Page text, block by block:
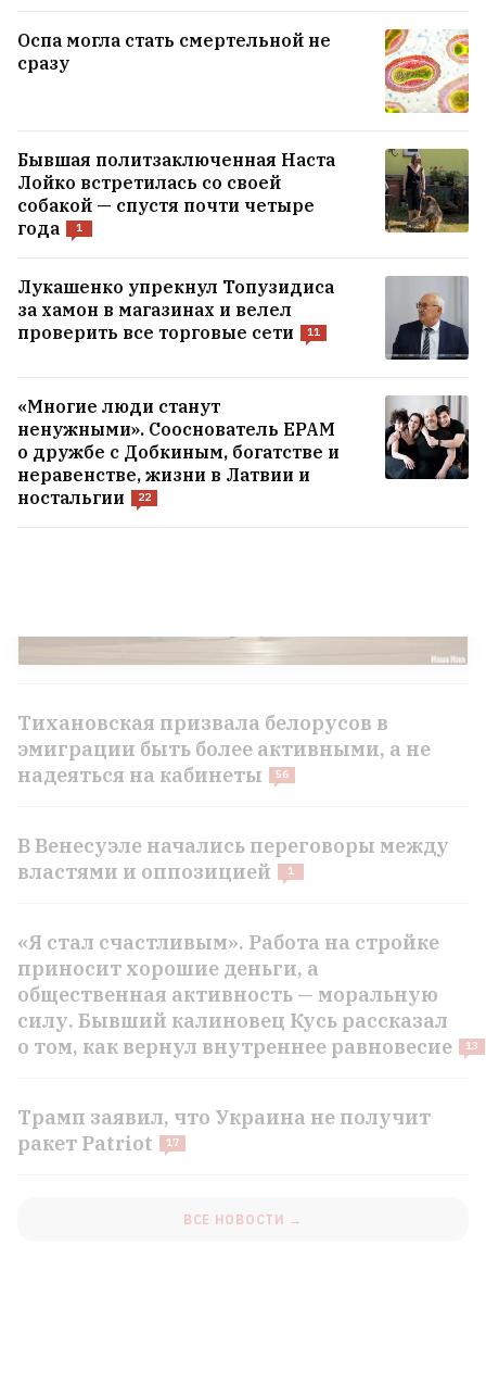
Оспа могла стать смертельной не
сразу
Бывшая политзаключенная Наста
Лойко встретилась со своей
собакой — спустя почти четыре
года
1
Лукашенко упрекнул Топузидиса
за хамон в магазинах и велел
проверить все торговые сети
11
«Многие люди станут
ненужными». Сооснователь EPAM
о дружбе с Добкиным, богатстве и
неравенстве, жизни в Латвии и
ностальгии
22
На «Беларуськалии» погиб
29‑летний рабочий
Тихановская призвала белорусов в
эмиграции быть более активными, а не
надеяться на кабинеты
56
В Венесуэле начались переговоры между
властями и оппозицией
1
«Я стал счастливым». Работа на стройке
приносит хорошие деньги, а
общественная активность — моральную
силу. Бывший калиновец Кусь рассказал
о том, как вернул внутреннее равновесие
13
Трамп заявил, что Украина не получит
ракет Patriot
17
ВСЕ НОВОСТИ →